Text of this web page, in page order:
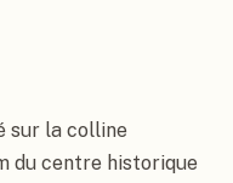
sur la colline
du centre historique